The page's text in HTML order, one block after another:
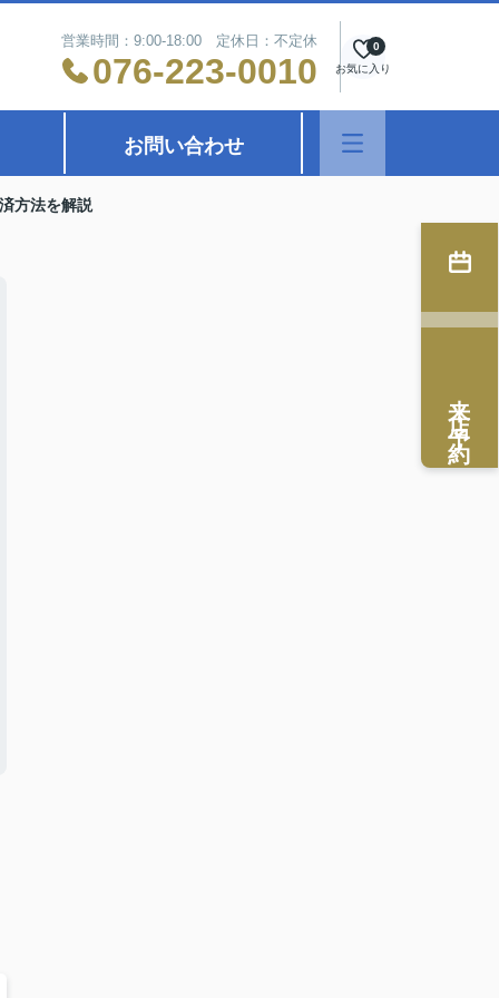
営業時間：9:00-18:00 定休日：不定休
076-223-0010 お気に入り
0
お問い合わせ
方法を解説
来店予約